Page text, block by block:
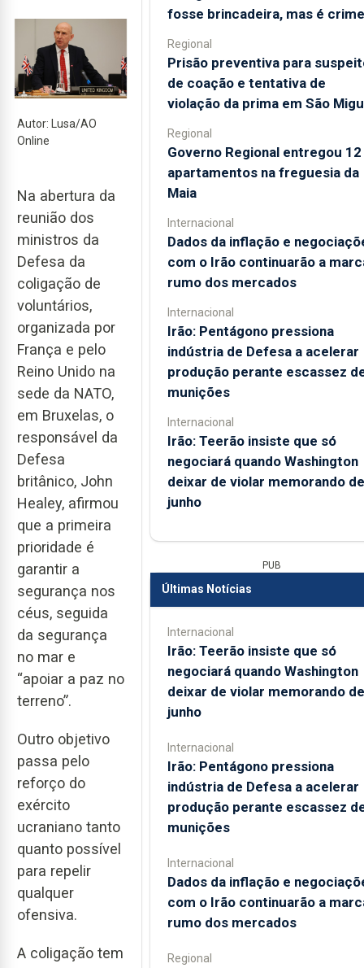
Autor: Lusa/AO
Online
Na abertura da
reunião dos
ministros da
Defesa da
coligação de
voluntários,
organizada por
França e pelo
Reino Unido na
sede da NATO,
em Bruxelas, o
responsável da
Defesa
britânico, John
Healey, afirmou
que a primeira
prioridade é
garantir a
segurança nos
céus, seguida
da segurança
no mar e
“apoiar a paz no
terreno”.
Outro objetivo
passa pelo
reforço do
exército
ucraniano tanto
quanto possível
para repelir
qualquer
ofensiva.
A coligação tem
fosse brincadeira, mas é crime
Regional
Prisão preventiva para
de coação e tentativa de
violação da prima em São
Regional
Governo Regional entregou 12
apartamentos na freguesia da
Maia
Internacional
Dados da inflação e
com o Irão continuarão a
rumo dos mercados
Internacional
Irão: Pentágono pressiona
indústria de Defesa a acelerar
produção perante escassez
munições
Internacional
Irão: Teerão insiste que só
negociará quando Washington
deixar de violar memorando de
junho
PUB
Últimas Notícias
Internacional
Irão: Teerão insiste que só
negociará quando Washington
deixar de violar memorando de
junho
Internacional
Irão: Pentágono pressiona
indústria de Defesa a acelerar
produção perante escassez
munições
Internacional
Dados da inflação e
com o Irão continuarão a
rumo dos mercados
Regional